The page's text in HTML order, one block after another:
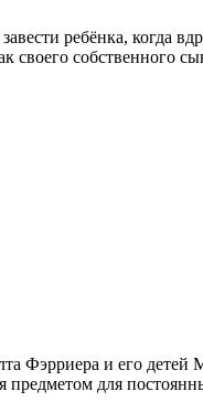
ребёнка, когда
своего собственного
Фэрриера и его
предметом для